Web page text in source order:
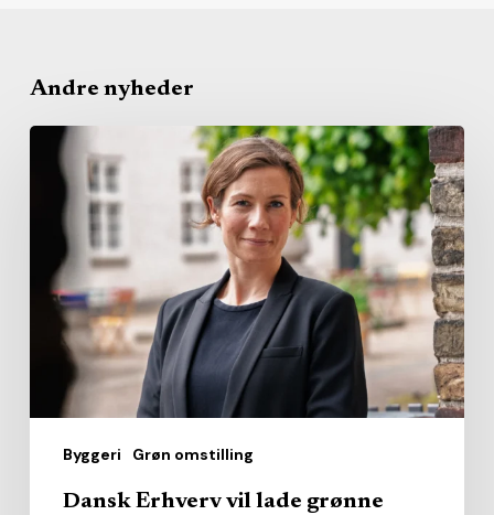
Andre nyheder
Byggeri Grøn omstilling
Dansk
Erhverv
grønne
byggeprojekter
springe
kommunernes
Dansk Erhverv vil lade grønne